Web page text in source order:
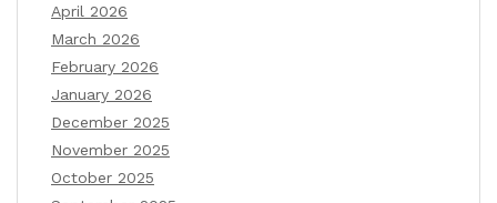
April 2026
March 2026
February 2026
January 2026
December 2025
November 2025
October 2025